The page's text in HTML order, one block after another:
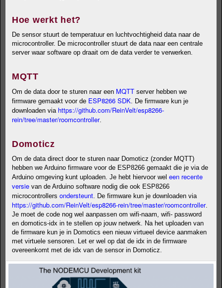
Hoe werkt het?
De sensor stuurt de temperatuur en luchtvochtigheid data naar de
microcontroller. De microcontroller stuurt de data naar een centrale
server waar software op draait om de data verder te verwerken.
MQTT
Om de data door te sturen naar een MQTT server hebben we
firmware gemaakt voor de ESP8266 SDK. De firmware kun je
downloaden via https://github.com/ReinVelt/esp8266-
rein/tree/master/roomcontroller.
Domoticz
Om de data direct door te sturen naar Domoticz (zonder MQTT)
hebben we Arduino firmware voor de ESP8266 gemaakt die je via de
Arduino omgeving kunt uploaden. Je hebt hiervoor wel een recente
versie van de Arduino software nodig die ook ESP8266
microcontrollers ondersteunt. De firmware kun je downloaden via
https://github.com/ReinVelt/esp8266-rein/tree/master/roomcontroller.
Je moet de code nog wel aanpassen om wifi-naam, wifi- password
en domotics-idx in te stellen op jouw netwerk. Na het uploaden van
de firmware kun je in Domotics een nieuw virtueel device aanmaken
met virtuele sensoren. Let er wel op dat de idx in de firmware
overeenkomt met de idx van de sensor in Domoticz.